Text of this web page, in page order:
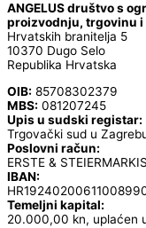
ANGELUS društvo s
proizvodnju, trgovinu i
Hrvatskih branitelja 5
10370 Dugo Selo
Republika Hrvatska
OIB: 85708302379
MBS: 081207245
Upis u sudski registar:
Trgovački sud u
Poslovni račun:
ERSTE &
IBAN:
Temeljni kapital:
20.000,00 kn, uplaćen